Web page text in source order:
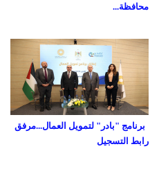
محافظة...
برنامج "بادر" لتمويل العمال...مرفق
رابط التسجيل